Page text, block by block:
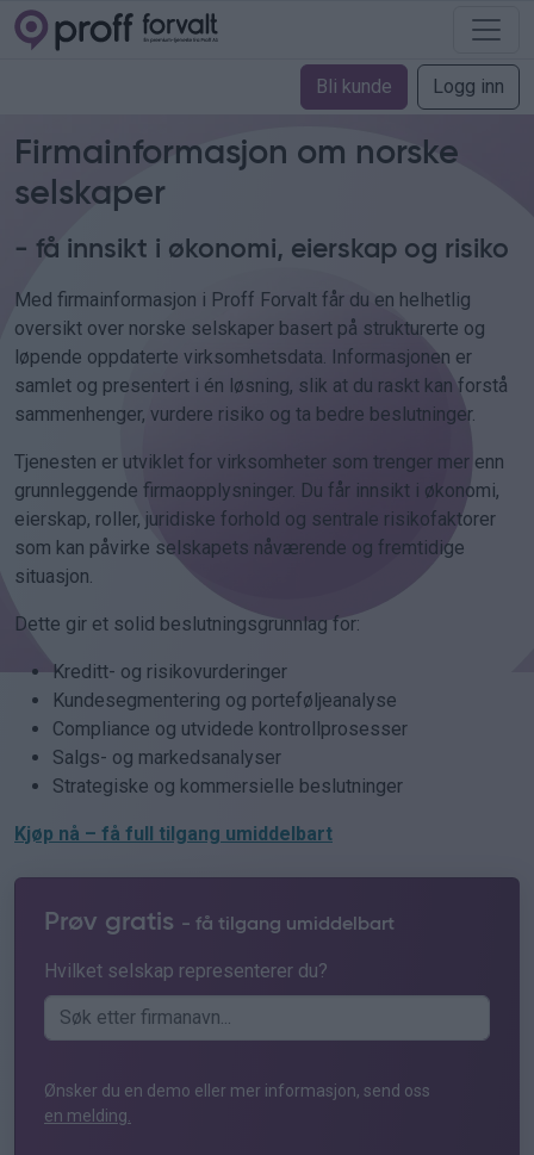
Bli kunde Logg inn
Firmainformasjon om norske
selskaper
- få innsikt i økonomi, eierskap og risiko
Med firmainformasjon i Proff Forvalt får du en helhetlig
oversikt over norske selskaper basert på strukturerte og
løpende oppdaterte virksomhetsdata. Informasjonen er
samlet og presentert i én løsning, slik at du raskt kan forstå
sammenhenger, vurdere risiko og ta bedre beslutninger.
Tjenesten er utviklet for virksomheter som trenger mer enn
grunnleggende firmaopplysninger. Du får innsikt i økonomi,
eierskap, roller, juridiske forhold og sentrale risikofaktorer
som kan påvirke selskapets nåværende og fremtidige
situasjon.
Dette gir et solid beslutningsgrunnlag for:
Kreditt- og risikovurderinger
Kundesegmentering og porteføljeanalyse
Compliance og utvidede kontrollprosesser
Salgs- og markedsanalyser
Strategiske og kommersielle beslutninger
Kjøp nå – få full tilgang umiddelbart
Prøv gratis - få tilgang umiddelbart
Hvilket selskap representerer du?
Ønsker du en demo eller mer informasjon, send oss
en melding.